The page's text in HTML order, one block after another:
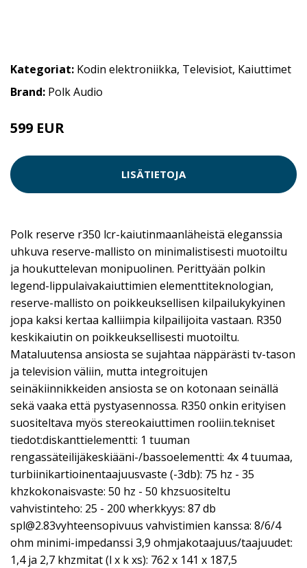
Kategoriat: Kodin elektroniikka, Televisiot, Kaiuttimet
Brand: Polk Audio
599 EUR
LISÄTIETOJA
Polk reserve r350 lcr-kaiutinmaanläheistä eleganssia
uhkuva reserve-mallisto on minimalistisesti muotoiltu
ja houkuttelevan monipuolinen. Perittyään polkin
legend-lippulaivakaiuttimien elementtiteknologian,
reserve-mallisto on poikkeuksellisen kilpailukykyinen
jopa kaksi kertaa kalliimpia kilpailijoita vastaan. R350
keskikaiutin on poikkeuksellisesti muotoiltu.
Mataluutensa ansiosta se sujahtaa näppärästi tv-tason
ja television väliin, mutta integroitujen
seinäkiinnikkeiden ansiosta se on kotonaan seinällä
sekä vaaka että pystyasennossa. R350 onkin erityisen
suositeltava myös stereokaiuttimen rooliin.tekniset
tiedot:diskanttielementti: 1 tuuman
rengassäteilijäkeskiääni-/bassoelementti: 4x 4 tuumaa,
turbiinikartioinentaajuusvaste (-3db): 75 hz - 35
khzkokonaisvaste: 50 hz - 50 khzsuositeltu
vahvistinteho: 25 - 200 wherkkyys: 87 db
spl@2.83vyhteensopivuus vahvistimien kanssa: 8/6/4
ohm minimi-impedanssi 3,9 ohmjakotaajuus/taajuudet:
1,4 ja 2,7 khzmitat (l x k xs): 762 x 141 x 187,5